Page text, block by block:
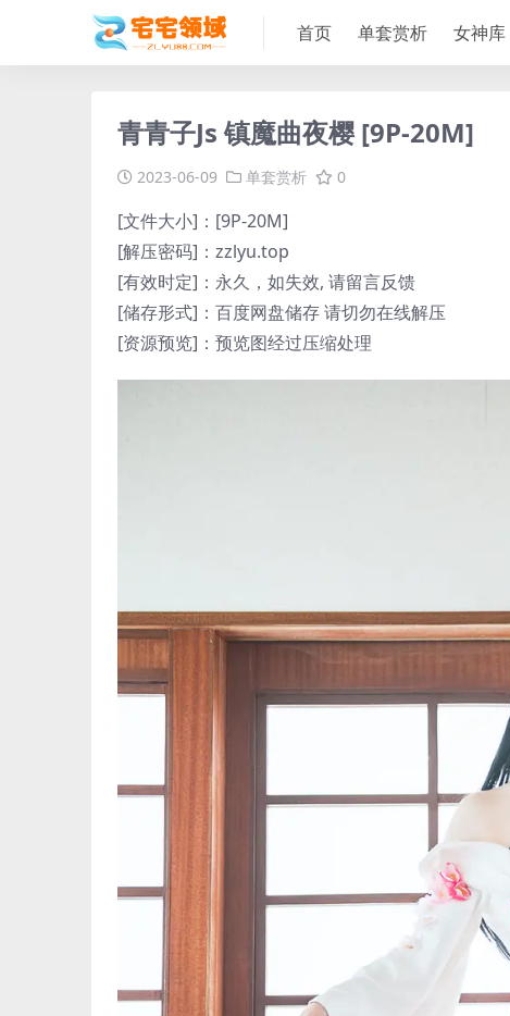
首页 单套赏析 女神库
青青子Js 镇魔曲夜樱 [9P-20M]
2023-06-09 单套赏析 0
[文件大小]：[9P-20M]
[解压密码]：zzlyu.top
[有效时定]：永久，如失效, 请留言反馈
[储存形式]：百度网盘储存 请切勿在线解压
[资源预览]：预览图经过压缩处理